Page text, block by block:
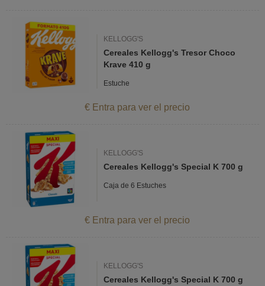
KELLOGG'S
Cereales Kellogg's Tresor Choco
Krave 410 g
Estuche
€ Entra para ver el precio
KELLOGG'S
Cereales Kellogg's Special K 700 g
Caja de 6 Estuches
€ Entra para ver el precio
KELLOGG'S
Cereales Kellogg's Special K 700 g